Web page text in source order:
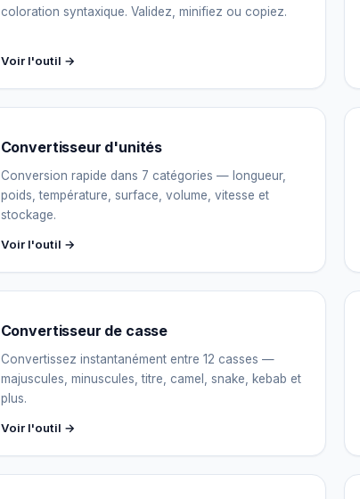
coloration syntaxique. Validez, minifiez ou copiez.
Voir l'outil →
Convertisseur d'unités
Conversion rapide dans 7 catégories — longueur,
poids, température, surface, volume, vitesse et
stockage.
Voir l'outil →
Convertisseur de casse
Convertissez instantanément entre 12 casses —
majuscules, minuscules, titre, camel, snake, kebab et
plus.
Voir l'outil →